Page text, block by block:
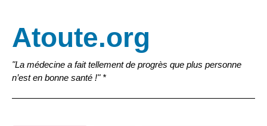
Atoute.org
"La médecine a fait tellement de progrès que plus personne
n’est en bonne santé !" *